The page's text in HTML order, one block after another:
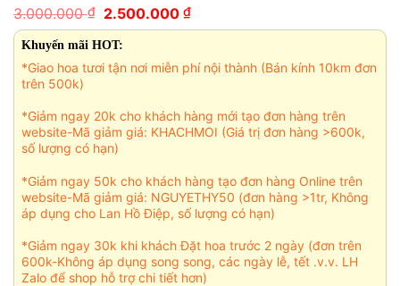
3.000.000₫ Giá
gốc
là:
3.000.000 ₫.
2.500.000 ₫Giá
hiện
2.500.000 ₫.
Khuyến mãi HOT:
*Giao hoa tươi tận nơi miễn phí nội thành (Bán kính 10km đơn
trên 500k)
*Giảm ngay 20k cho khách hàng mới tạo đơn hàng trên
website-Mã giảm giá: KHACHMOI (Giá trị đơn hàng >600k,
số lượng có hạn)
*Giảm ngay 50k cho khách hàng tạo đơn hàng Online trên
website-Mã giảm giá: NGUYETHY50 (đơn hàng >1tr, Không
áp dụng cho Lan Hồ Điệp, số lượng có hạn)
*Giảm ngay 30k khi khách Đặt hoa trước 2 ngày (đơn trên
600k-Không áp dụng song song, các ngày lễ, tết .v.v. LH
Zalo để shop hỗ trợ chi tiết hơn)